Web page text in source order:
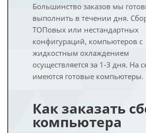
Большинство заказов мы
выполнить в течении дня.
ТОПовых или нестандартных
конфигураций, компьютеров с
жидкостным охлаждением
осуществляется за 1-3 дня. На
имеются готовые компьютеры.
Как заказать
компьютера